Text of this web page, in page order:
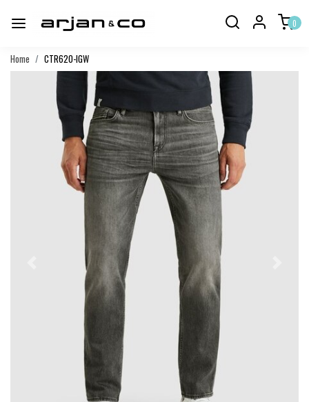
0
Home CTR620-IGW